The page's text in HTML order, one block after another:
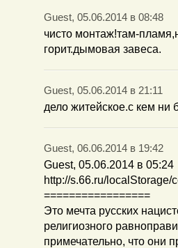
Guest, 05.06.2014 в 08:48
чисто монтаж!там-
горит.дымовая завеса.
Guest, 05.06.2014 в 21:11
дело житейское.с кем ни
Guest, 06.06.2014 в 19:42
Guest, 05.06.2014 в 05:24
http://s.66.ru/
=================
Это мечта русских
религиозного
примечательно, что они